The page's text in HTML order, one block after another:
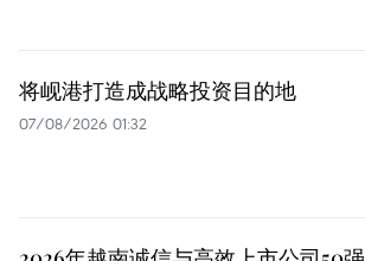
将岘港打造成战略投资目的地
07/08/2026 01:32